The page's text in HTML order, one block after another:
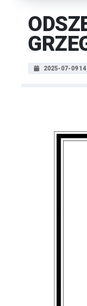
2025-07-09